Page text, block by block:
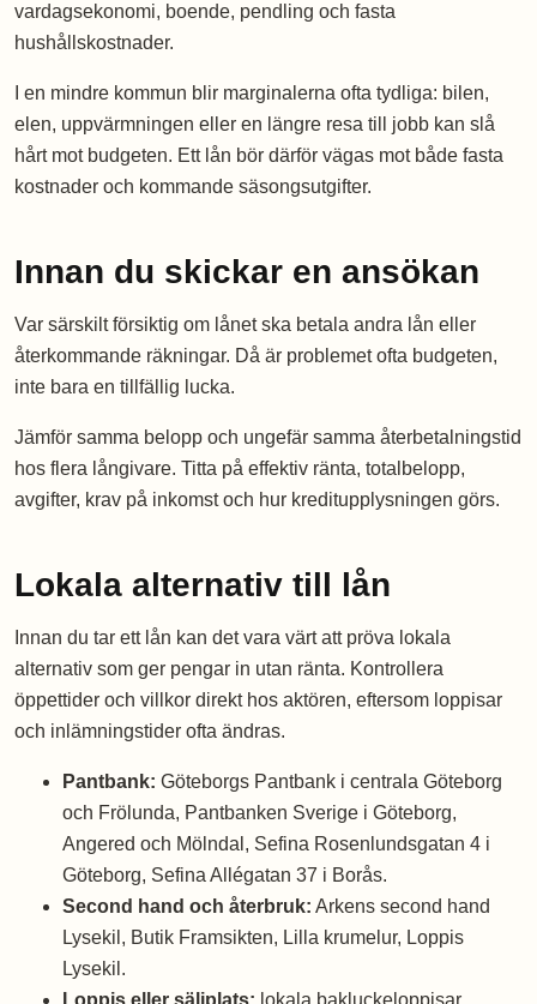
vardagsekonomi, boende, pendling och fasta
hushållskostnader.
I en mindre kommun blir marginalerna ofta tydliga: bilen,
elen, uppvärmningen eller en längre resa till jobb kan slå
hårt mot budgeten. Ett lån bör därför vägas mot både fasta
kostnader och kommande säsongsutgifter.
Innan du skickar en ansökan
Var särskilt försiktig om lånet ska betala andra lån eller
återkommande räkningar. Då är problemet ofta budgeten,
inte bara en tillfällig lucka.
Jämför samma belopp och ungefär samma återbetalningstid
hos flera långivare. Titta på effektiv ränta, totalbelopp,
avgifter, krav på inkomst och hur kreditupplysningen görs.
Lokala alternativ till lån
Innan du tar ett lån kan det vara värt att pröva lokala
alternativ som ger pengar in utan ränta. Kontrollera
öppettider och villkor direkt hos aktören, eftersom loppisar
och inlämningstider ofta ändras.
Pantbank: Göteborgs Pantbank i centrala Göteborg
och Frölunda, Pantbanken Sverige i Göteborg,
Angered och Mölndal, Sefina Rosenlundsgatan 4 i
Göteborg, Sefina Allégatan 37 i Borås.
Second hand och återbruk: Arkens second hand
Lysekil, Butik Framsikten, Lilla krumelur, Loppis
Lysekil.